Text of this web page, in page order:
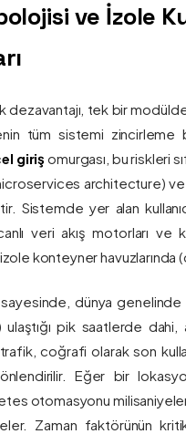
ve İzole
dezavantajı, tek bir
tüm sistemi zincirleme
giriş omurgası, bu riskleri
architecture)
Sistemde yer alan
veri akış motorları ve
konteyner havuzlarında
dünya genelinde
pik saatlerde dahi,
coğrafi olarak son
Eğer bir
otomasyonu
Zaman faktörünün